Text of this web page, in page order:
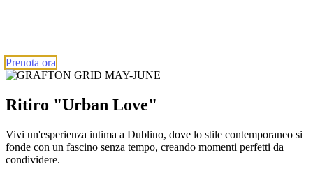
Prenota ora
Ritiro "Urban Love"
Vivi un'esperienza intima a Dublino, dove lo stile contemporaneo si
fonde con un fascino senza tempo, creando momenti perfetti da
condividere.